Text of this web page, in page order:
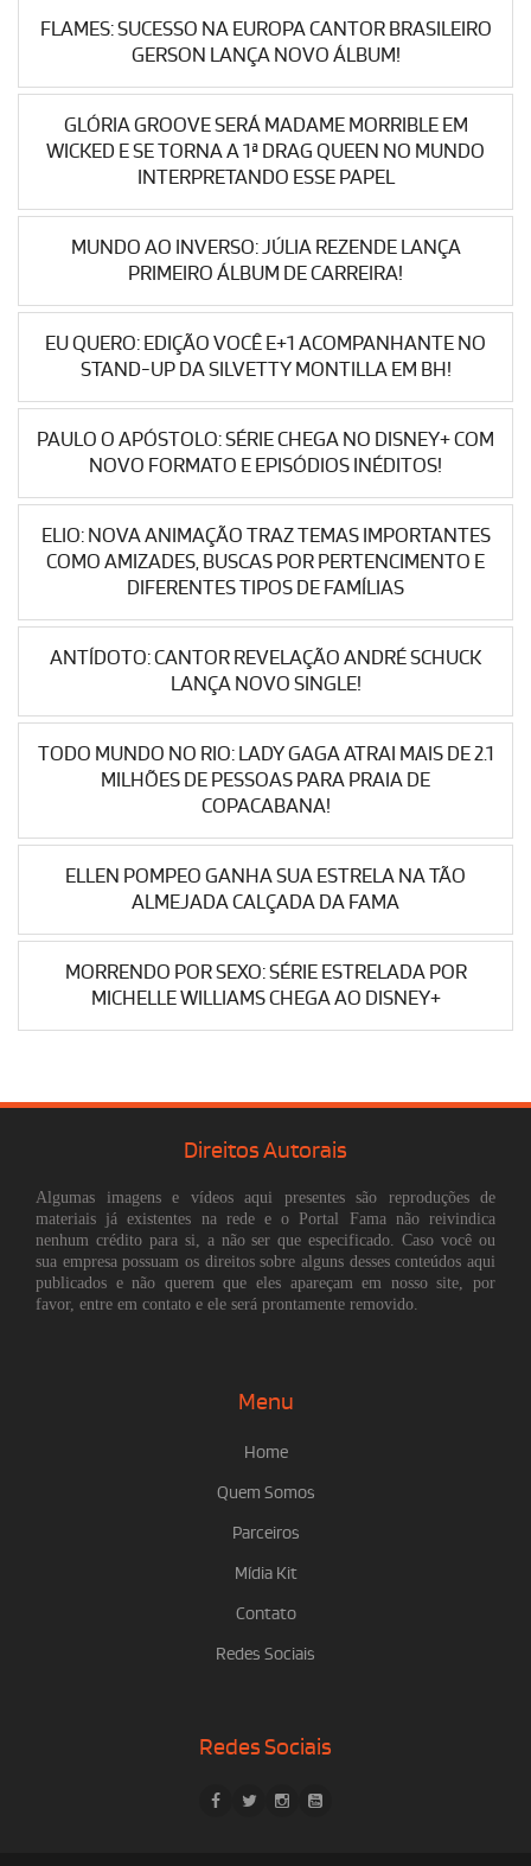
FLAMES: SUCESSO NA EUROPA CANTOR BRASILEIRO
GERSON LANÇA NOVO ÁLBUM!
GLÓRIA GROOVE SERÁ MADAME MORRIBLE EM
WICKED E SE TORNA A 1ª DRAG QUEEN NO MUNDO
INTERPRETANDO ESSE PAPEL
MUNDO AO INVERSO: JÚLIA REZENDE LANÇA
PRIMEIRO ÁLBUM DE CARREIRA!
EU QUERO: EDIÇÃO VOCÊ E+1 ACOMPANHANTE NO
STAND-UP DA SILVETTY MONTILLA EM BH!
PAULO O APÓSTOLO: SÉRIE CHEGA NO DISNEY+ COM
NOVO FORMATO E EPISÓDIOS INÉDITOS!
ELIO: NOVA ANIMAÇÃO TRAZ TEMAS IMPORTANTES
COMO AMIZADES, BUSCAS POR PERTENCIMENTO E
DIFERENTES TIPOS DE FAMÍLIAS
ANTÍDOTO: CANTOR REVELAÇÃO ANDRÉ SCHUCK
LANÇA NOVO SINGLE!
TODO MUNDO NO RIO: LADY GAGA ATRAI MAIS DE 2.1
MILHÕES DE PESSOAS PARA PRAIA DE
COPACABANA!
ELLEN POMPEO GANHA SUA ESTRELA NA TÃO
ALMEJADA CALÇADA DA FAMA
MORRENDO POR SEXO: SÉRIE ESTRELADA POR
MICHELLE WILLIAMS CHEGA AO DISNEY+
Direitos Autorais
Algumas imagens e vídeos aqui presentes são reproduções de
materiais já existentes na rede e o Portal Fama não reivindica
nenhum crédito para si, a não ser que especificado. Caso você ou
sua empresa possuam os direitos sobre alguns desses conteúdos aqui
publicados e não querem que eles apareçam em nosso site, por
favor, entre em contato e ele será prontamente removido.
Menu
Home
Quem Somos
Parceiros
Mídia Kit
Contato
Redes Sociais
Redes Sociais